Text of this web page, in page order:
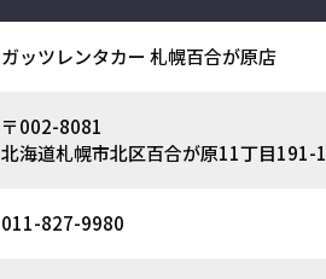
ガッツレンタカー 札幌百合が原店
〒002-8081
北海道札幌市北区百合が原11丁目191-1
011-827-9980